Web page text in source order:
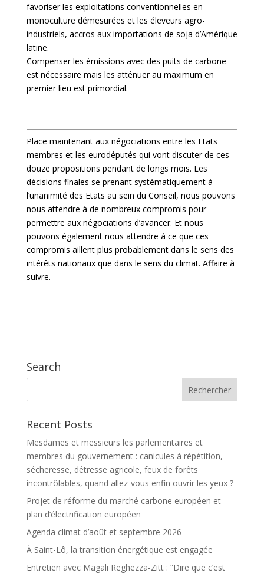
favoriser les exploitations conventionnelles en
monoculture démesurées et les éleveurs agro-
industriels, accros aux importations de soja d’Amérique
latine.
Compenser les émissions avec des puits de carbone
est nécessaire mais les atténuer au maximum en
premier lieu est primordial.
Place maintenant aux négociations entre les Etats
membres et les eurodéputés qui vont discuter de ces
douze propositions pendant de longs mois. Les
décisions finales se prenant systématiquement à
l’unanimité des Etats au sein du Conseil, nous pouvons
nous attendre à de nombreux compromis pour
permettre aux négociations d’avancer. Et nous
pouvons également nous attendre à ce que ces
compromis aillent plus probablement dans le sens des
intérêts nationaux que dans le sens du climat. Affaire à
suivre.
Search
Recent Posts
Mesdames et messieurs les parlementaires et
membres du gouvernement : canicules à répétition,
sécheresse, détresse agricole, feux de forêts
incontrôlables, quand allez-vous enfin ouvrir les yeux ?
Projet de réforme du marché carbone européen et
plan d’électrification européen
Agenda climat d’août et septembre 2026
À Saint-Lô, la transition énergétique est engagée
Entretien avec Magali Reghezza-Zitt : “Dire que c’est